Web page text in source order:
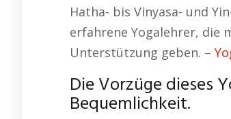
Hatha- bis Vinyasa- und
erfahrene Yogalehrer, die
Unterstützung geben. –
Die Vorzüge dieses
Bequemlichkeit.